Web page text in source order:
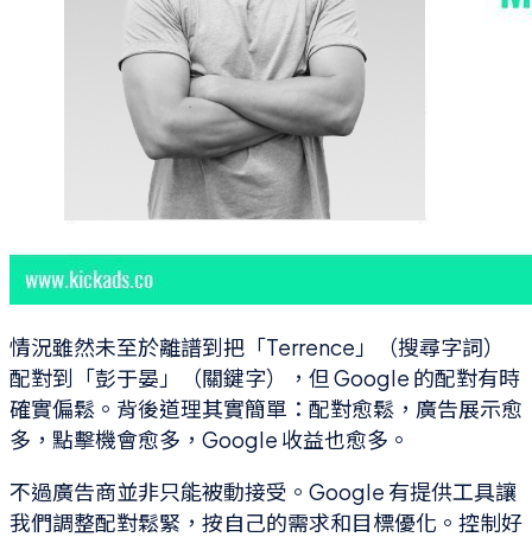
情況雖然未至於離譜到把「Terrence」（搜尋字詞）
配對到「彭于晏」（關鍵字），但 Google 的配對有時
確實偏鬆。背後道理其實簡單：配對愈鬆，廣告展示愈
多，點擊機會愈多，Google 收益也愈多。
不過廣告商並非只能被動接受。Google 有提供工具讓
我們調整配對鬆緊，按自己的需求和目標優化。控制好